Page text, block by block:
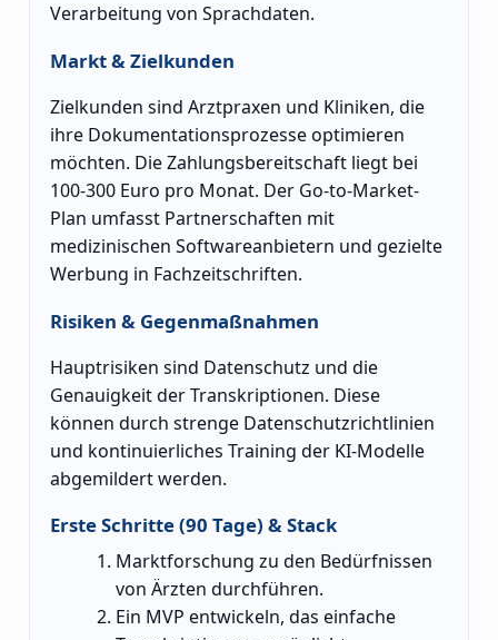
Verarbeitung von Sprachdaten.
Markt & Zielkunden
Zielkunden sind Arztpraxen und Kliniken, die
ihre Dokumentationsprozesse optimieren
möchten. Die Zahlungsbereitschaft liegt bei
100-300 Euro pro Monat. Der Go-to-Market-
Plan umfasst Partnerschaften mit
medizinischen Softwareanbietern und gezielte
Werbung in Fachzeitschriften.
Risiken & Gegenmaßnahmen
Hauptrisiken sind Datenschutz und die
Genauigkeit der Transkriptionen. Diese
können durch strenge Datenschutzrichtlinien
und kontinuierliches Training der KI-Modelle
abgemildert werden.
Erste Schritte (90 Tage) & Stack
Marktforschung zu den Bedürfnissen
von Ärzten durchführen.
Ein MVP entwickeln, das einfache